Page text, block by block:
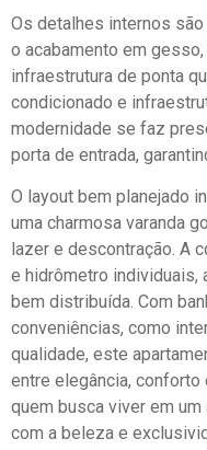
Os detalhes internos
o acabamento em
infraestrutura de ponta
condicionado e
modernidade se faz
porta de entrada,
O layout bem planejado
uma charmosa varanda
lazer e descontração. A
e hidrômetro individuais,
bem distribuída. Com
conveniências, como
qualidade, este
entre elegância,
quem busca viver em
com a beleza e